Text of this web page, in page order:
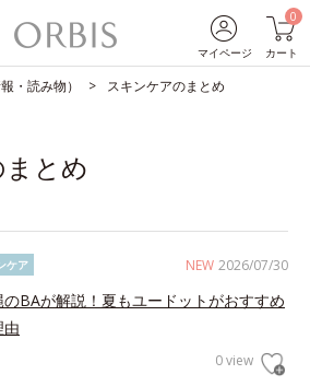
マイページ
0
カート
・読み物） スキンケアのまとめ
とめ
NEW 2026/07/30
ケア
のBAが解説！夏もユードットがおすすめ
由
0 view